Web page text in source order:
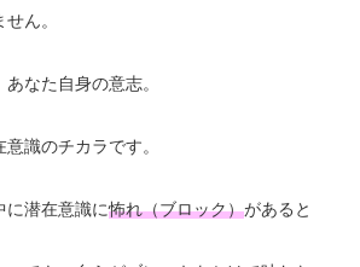
ん。
なた自身の意志。
識のチカラです。
に潜在意識に怖れ（ブロック）があると